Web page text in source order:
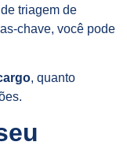
triagem de
chave, você pode
, quanto